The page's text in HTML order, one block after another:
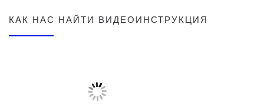
КАК НАС НАЙТИ ВИДЕОИНСТРУКЦИЯ